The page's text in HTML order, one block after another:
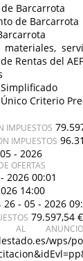
Barcarrota
de Barcarrota
Rentas del
Único Criterio
IMPUESTOS
IMPUESTOS
- 2026
OFERTAS
2026 00:01
14:00
26 - 05 - 2026
79.597,54 €
AL
wps/